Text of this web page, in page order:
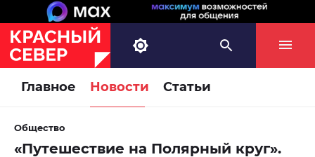
Главное Новости Статьи
Общество
«Путешествие на Полярный круг».